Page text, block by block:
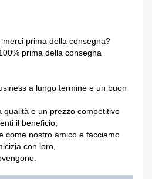
merci prima della consegna?
prima della consegna
a lungo termine e un buon
qualità e un prezzo competitivo
il beneficio;
come nostro amico e facciamo
con loro,